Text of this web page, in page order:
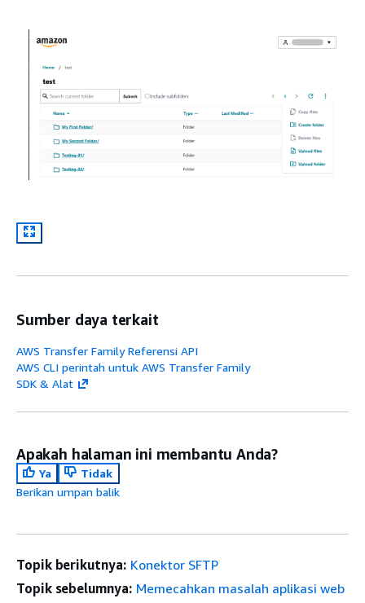
Sumber daya terkait
AWS Transfer Family Referensi API
AWS CLI perintah untuk AWS Transfer Family
SDK & Alat
Apakah halaman ini membantu Anda?
Ya
Tidak
Berikan umpan balik
Topik berikutnya: Konektor SFTP
Topik sebelumnya: Memecahkan masalah aplikasi web